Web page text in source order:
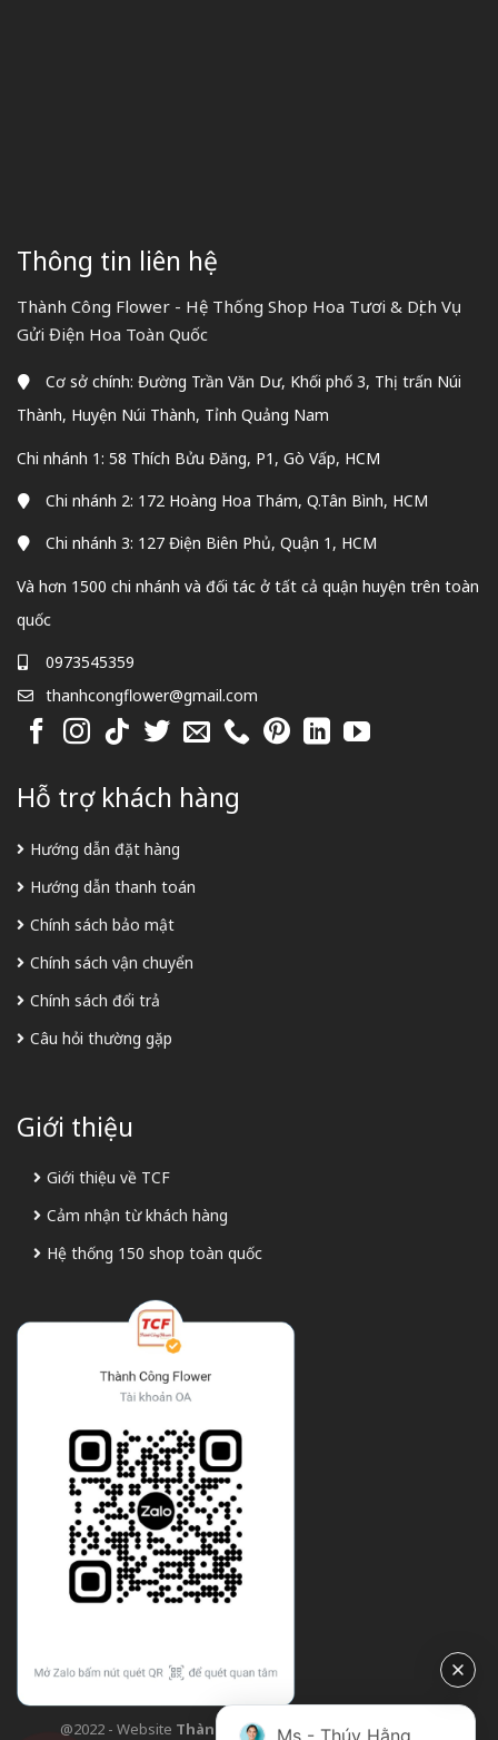
Thông tin liên hệ
Thành Công Flower - Hệ Thống Shop Hoa Tươi & Dịch Vụ
Gửi Điện Hoa Toàn Quốc
Cơ sở chính: Đường Trần Văn Dư, Khối phố 3, Thị trấn Núi
Thành, Huyện Núi Thành, Tỉnh Quảng Nam
Chi nhánh 1: 58 Thích Bửu Đăng, P1, Gò Vấp, HCM
Chi nhánh 2: 172 Hoàng Hoa Thám, Q.Tân Bình, HCM
Chi nhánh 3: 127 Điện Biên Phủ, Quận 1, HCM
Và hơn 1500 chi nhánh và đối tác ở tất cả quận huyện trên toàn
quốc
0973545359
thanhcongflower@gmail.com
Hỗ trợ khách hàng
Hướng dẫn đặt hàng
Hướng dẫn thanh toán
Chính sách bảo mật
Chính sách vận chuyển
Chính sách đổi trả
Câu hỏi thường gặp
Giới thiệu
Giới thiệu về TCF
Cảm nhận từ khách hàng
Hệ thống 150 shop toàn quốc
@2022 - Website Thành Công Flower| Design bởi
Ms - Thúy Hằng